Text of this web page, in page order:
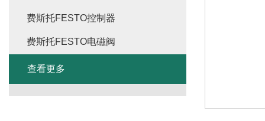
费斯托FESTO控制器
费斯托FESTO电磁阀
查看更多